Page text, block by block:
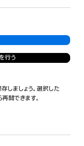
行う
しましょう。選択した
開できます。